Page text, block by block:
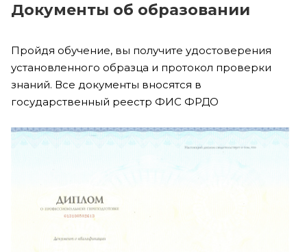
Документы об образовании
Пройдя обучение, вы получите удостоверения
установленного образца и протокол проверки
знаний. Все документы вносятся в
государственный реестр ФИС ФРДО